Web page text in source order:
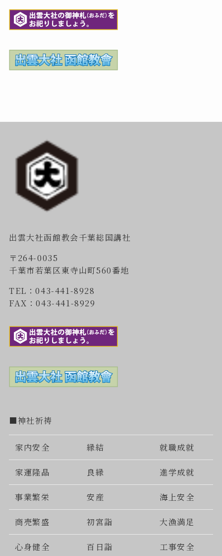
出雲大社函館教会千葉総国講社
〒264-0035
千葉市若葉区東寺山町560番地
TEL：043-441-8928
FAX：043-441-8929
■神社祈祷
家内安全 縁結 就職成就
家運隆晶 良縁 進学成就
事業繁栄 安産 海上安全
商売繁盛 初宮詣 大漁満足
心身健全 百日詣 工事安全